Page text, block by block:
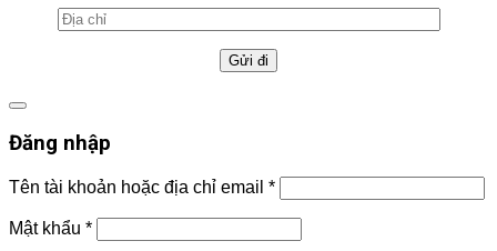
Đăng nhập
Tên tài khoản hoặc địa chỉ email *
Mật khẩu *